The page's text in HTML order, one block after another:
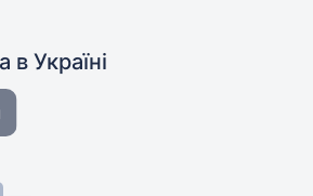
в Україні